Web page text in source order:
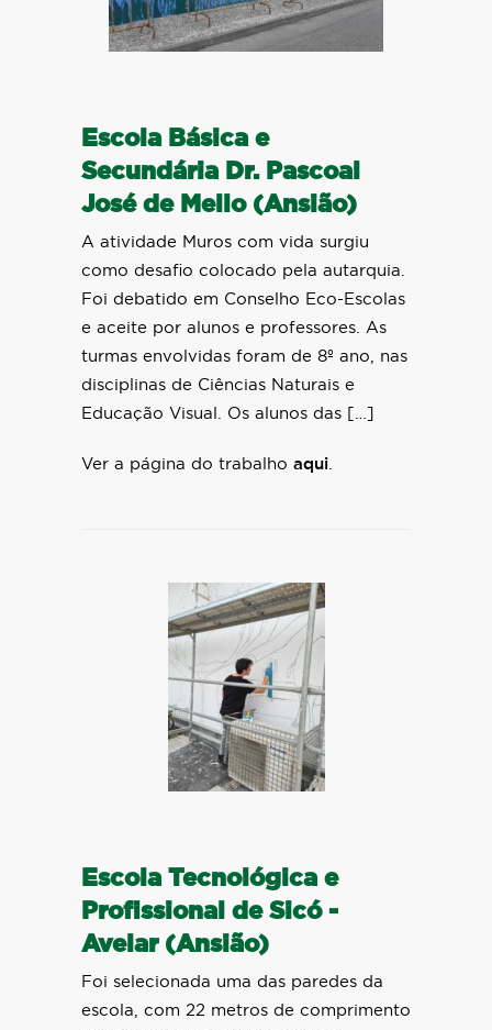
Escola Básica e
Secundária Dr. Pascoal
José de Mello (Ansião)
A atividade Muros com vida surgiu
como desafio colocado pela autarquia.
Foi debatido em Conselho Eco-Escolas
e aceite por alunos e professores. As
turmas envolvidas foram de 8º ano, nas
disciplinas de Ciências Naturais e
Educação Visual. Os alunos das […]
Ver a página do trabalho aqui.
Escola Tecnológica e
Profissional de Sicó -
Avelar (Ansião)
Foi selecionada uma das paredes da
escola, com 22 metros de comprimento